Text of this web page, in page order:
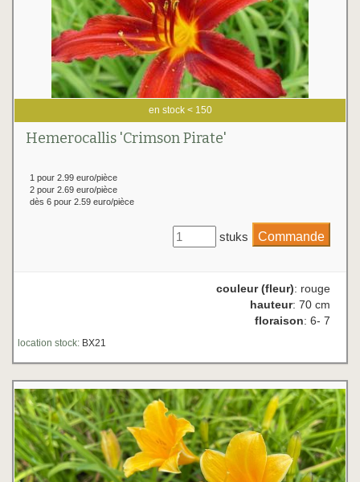
en stock < 150
Hemerocallis 'Crimson Pirate'
1 pour 2.99 euro/pièce
2 pour 2.69 euro/pièce
dès 6 pour 2.59 euro/pièce
stuks
couleur (fleur): rouge
hauteur: 70 cm
floraison: 6- 7
location stock: BX21